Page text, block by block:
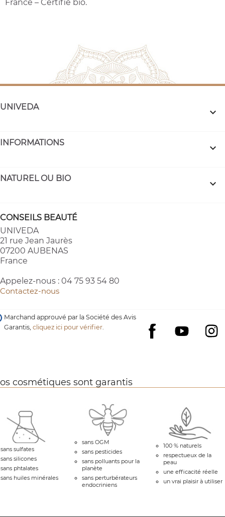
France – Certifié bio.
UNIVEDA 
INFORMATIONS 
NATUREL OU BIO 
CONSEILS BEAUTÉ
UNIVEDA
21 rue Jean Jaurès
07200 AUBENAS
France
Appelez-nous : 04 75 93 54 80
Contactez-nous
Facebook
YouTube
Marchand approuvé par la Société des Avis
Garantis,cliquez ici pour vérifier.
cosmétiques sont garantis
sans sulfates
sans silicones
sans phtalates
sans huiles minérales
sans OGM
sans pesticides
sans polluants pour la
planète
sans perturbérateurs
endocriniens
100 % naturels
respectueux de la
peau
une efficacité réelle
un vrai plaisir à utiliser